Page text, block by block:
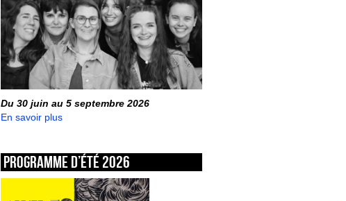
Du 30 juin au 5 septembre 2026
En savoir plus
Programme d’été 2026